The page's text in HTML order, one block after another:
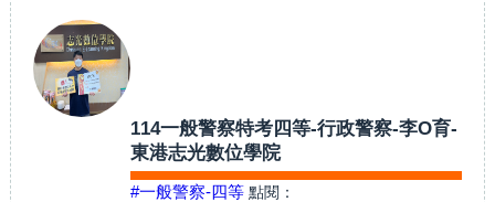
114一般警察特考四等-行政警察-李O育-
東港志光數位學院
#一般警察-四等 點閱：